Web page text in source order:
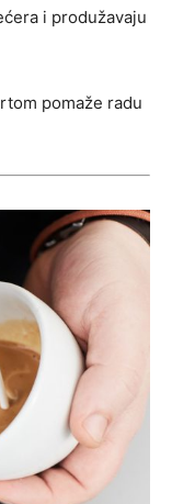
i produžavaju
pomaže radu